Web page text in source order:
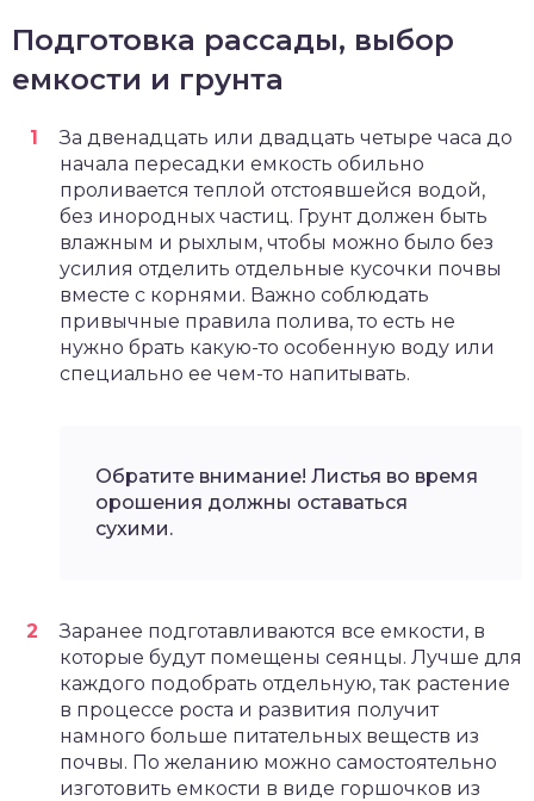
Подготовка рассады, выбор
емкости и грунта
За двенадцать или двадцать четыре часа до
начала пересадки емкость обильно
проливается теплой отстоявшейся водой,
без инородных частиц. Грунт должен быть
влажным и рыхлым, чтобы можно было без
усилия отделить отдельные кусочки почвы
вместе с корнями. Важно соблюдать
привычные правила полива, то есть не
нужно брать какую-то особенную воду или
специально ее чем-то напитывать.
Обратите внимание! Листья во время
орошения должны оставаться
сухими.
Заранее подготавливаются все емкости, в
которые будут помещены сеянцы. Лучше для
каждого подобрать отдельную, так растение
в процессе роста и развития получит
намного больше питательных веществ из
почвы. По желанию можно самостоятельно
изготовить емкости в виде горшочков из